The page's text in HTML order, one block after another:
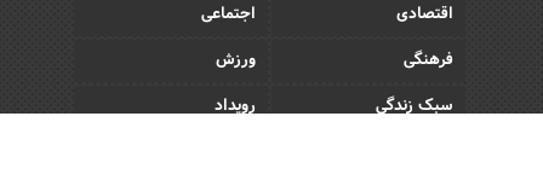
اقتصادی
اجتماعی
فرهنگی
ورزش
سبک زندگی
رویداد